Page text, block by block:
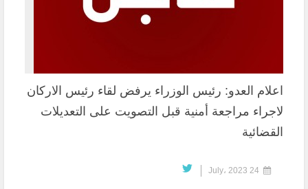
اعلام العدو: رئيس الوزراء يرفض لقاء رئيس الاركان
لاجراء مراجعة أمنية قبل التصويت على التعديلات
القضائية